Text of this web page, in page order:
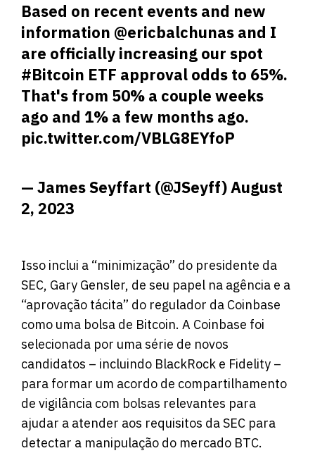
Based on recent events and new
information @ericbalchunas and I
are officially increasing our spot
#Bitcoin ETF approval odds to 65%.
That's from 50% a couple weeks
ago and 1% a few months ago.
pic.twitter.com/VBLG8EYfoP
— James Seyffart (@JSeyff)August
2, 2023
Isso inclui a “minimização” do presidente da
SEC, Gary Gensler, de seu papel na agência e a
“aprovação tácita” do regulador da Coinbase
como uma bolsa de Bitcoin. A Coinbase foi
selecionada por uma série de novos
candidatos – incluindo BlackRock e Fidelity –
para formar um acordo de compartilhamento
de vigilância com bolsas relevantes para
ajudar a atender aos requisitos da SEC para
detectar a manipulação do mercado BTC.